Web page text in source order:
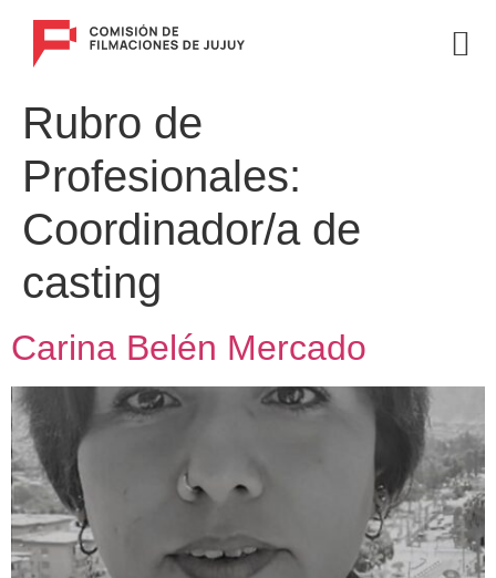
Rubro de
Profesionales:
Coordinador/a de
casting
Carina Belén Mercado